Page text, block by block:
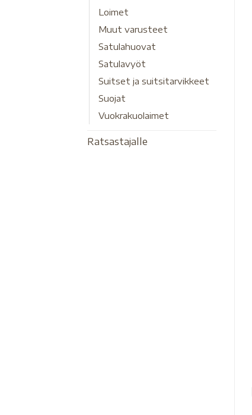
Loimet
Muut varusteet
Satulahuovat
Satulavyöt
Suitset ja suitsitarvikkeet
Suojat
Vuokrakuolaimet
Ratsastajalle